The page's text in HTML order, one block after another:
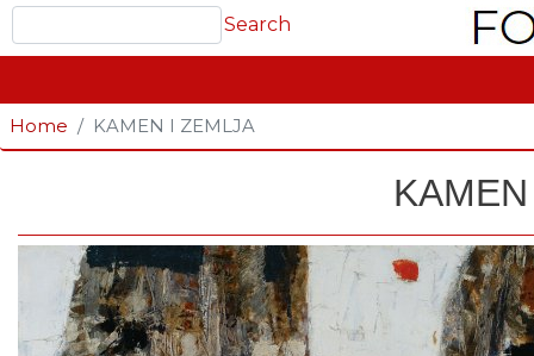
Search
Home KAMEN I ZEMLJA
Fotografija